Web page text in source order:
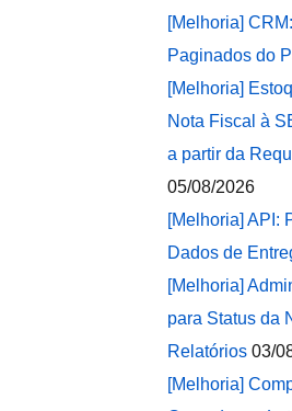
[Melhoria]
Paginados do
[Melhoria]
Nota Fiscal à
a partir da
05/08/2026
[Melhoria] API:
Dados de
[Melhoria]
para Status da
Relatórios 03/
[Melhoria]